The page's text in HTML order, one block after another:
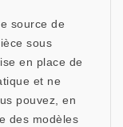
source de
sous
en place de
et ne
pouvez, en
des modèles